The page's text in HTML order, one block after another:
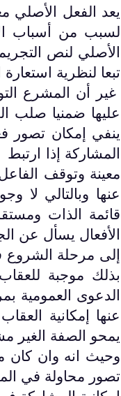
يعد الفعل
لسبب من أسباب
الأصلي لنص
تبعا لنظرية استعارة
غير أن المشرع
عليها ضمنيا صلب الفصل 32 من المجلة
ينفي إمكان تصور
المشاركة إذا
معينة وتوقف
عنها وبالتالي لا
قائمة الذات
الأفعال يسأل عن
إلى مرحلة الشروع
بذلك موجبة
الدعوى العمومية
عنها إمكانية
يمحو الصفة الغير
وحيث انه وان كان
تصور محاولة في